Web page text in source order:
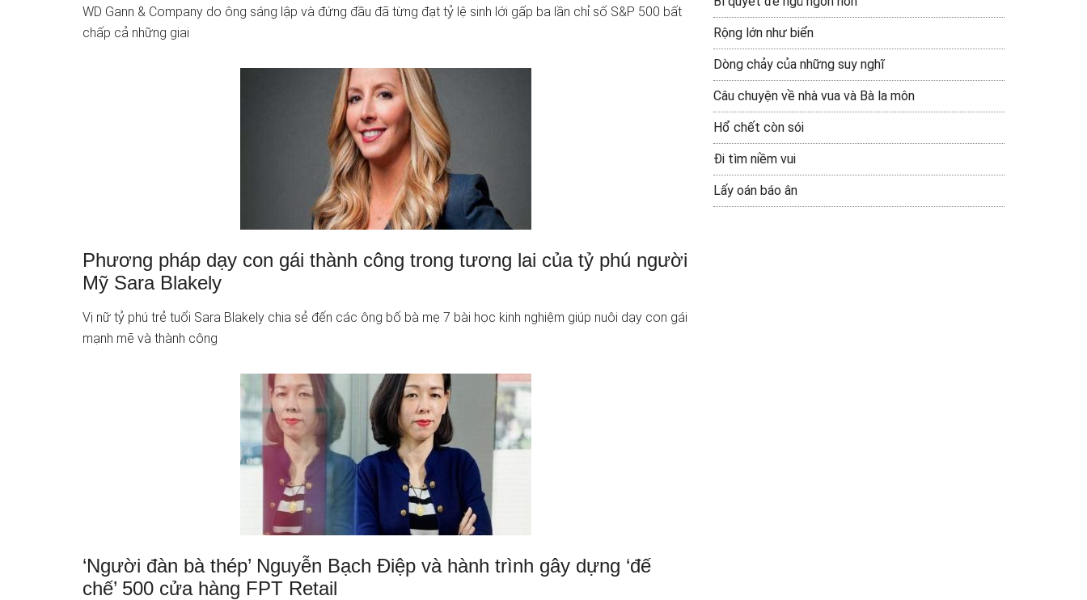
WD Gann & Company do ông sáng lập và đứng đầu đã từng đạt tỷ lệ sinh lới gấp ba lần chỉ số S&P 500 bất
chấp cả những giai
Phương pháp dạy con gái thành công trong tương lai của tỷ phú người
Mỹ Sara Blakely
Vị nữ tỷ phú trẻ tuổi Sara Blakely chia sẻ đến các ông bố bà mẹ 7 bài học kinh nghiệm giúp nuôi dạy con gái
mạnh mẽ và thành công
‘Người đàn bà thép’ Nguyễn Bạch Điệp và hành trình gây dựng ‘đế
chế’ 500 cửa hàng FPT Retail
Rộng lớn như biển
Dòng chảy của những suy nghĩ
Câu chuyện về nhà vua và Bà la môn
Hổ chết còn sói
Đi tìm niềm vui
Lấy oán báo ân